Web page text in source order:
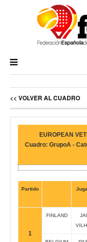
<< VOLVER AL CUADRO
EUROPEAN
Cuadro: GrupoA -
Partido
1
FINLAND